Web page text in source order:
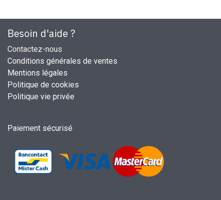
Besoin d'aide ?
Contactez-nous
Conditions générales de ventes
Mentions légales
Politique de cookies
Politique vie privée
Paiement sécurisé